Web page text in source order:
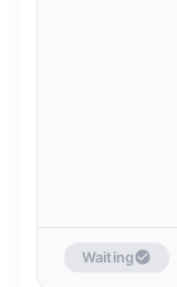
Waiting